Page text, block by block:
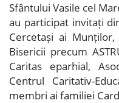
Sfântului Vasile cel
au participat invitați
Cercetași ai
Bisericii precum
Caritas eparhial,
Centrul Caritativ-
membri ai familiei